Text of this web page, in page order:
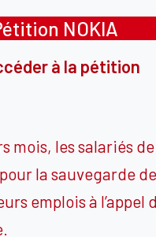
NOKIA
à la pétition
mois, les salariés
la sauvegarde
emplois à l’appel